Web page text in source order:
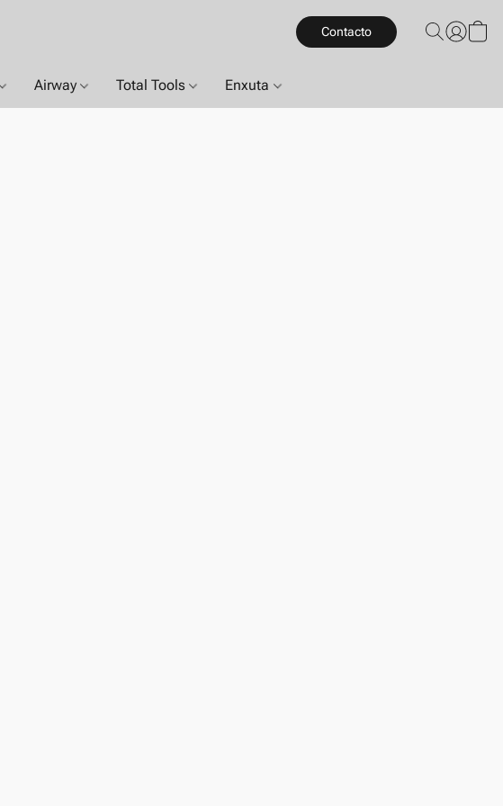
Contacto
Airway Total Tools Enxuta